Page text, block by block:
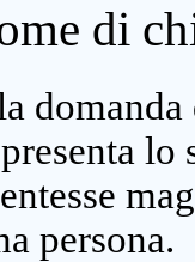
di
lo
persona.